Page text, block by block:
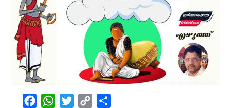
FacebookWhatsAppTwitterCopy